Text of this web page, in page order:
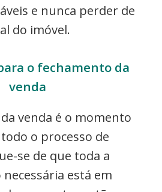
e nunca perder de
do imóvel.
o fechamento da
venda
venda é o momento
o processo de
se de que toda a
está em